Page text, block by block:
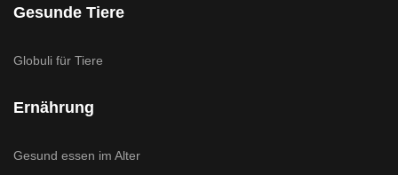
Gesunde Tiere
Globuli für Tiere
Ernährung
Gesund essen im Alter